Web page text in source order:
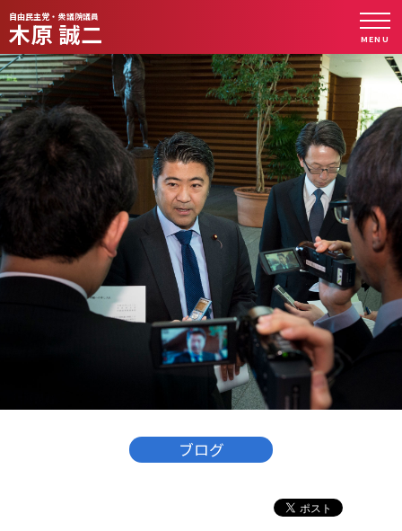
自由民主党・衆議院議員
木原 誠二 MENU
ブログ